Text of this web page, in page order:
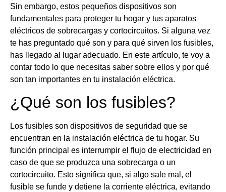
Sin embargo, estos pequeños dispositivos son
fundamentales para proteger tu hogar y tus aparatos
eléctricos de sobrecargas y cortocircuitos. Si alguna vez
te has preguntado qué son y para qué sirven los fusibles,
has llegado al lugar adecuado. En este artículo, te voy a
contar todo lo que necesitas saber sobre ellos y por qué
son tan importantes en tu instalación eléctrica.
¿Qué son los fusibles?
Los fusibles son dispositivos de seguridad que se
encuentran en la instalación eléctrica de tu hogar. Su
función principal es interrumpir el flujo de electricidad en
caso de que se produzca una sobrecarga o un
cortocircuito. Esto significa que, si algo sale mal, el
fusible se funde y detiene la corriente eléctrica, evitando